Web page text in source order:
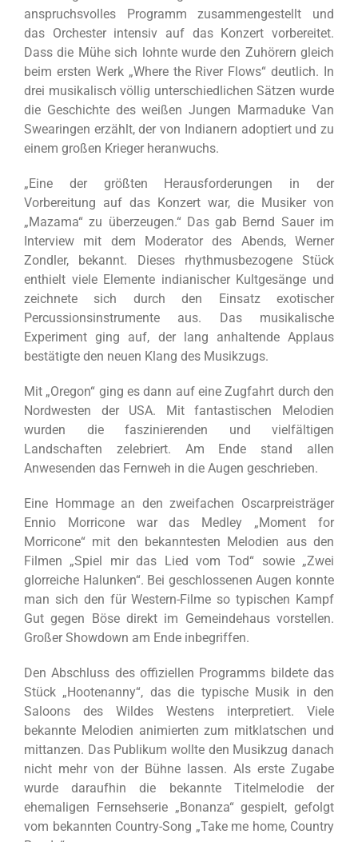
anspruchsvolles Programm zusammengestellt und
das Orchester intensiv auf das Konzert vorbereitet.
Dass die Mühe sich lohnte wurde den Zuhörern gleich
beim ersten Werk „Where the River Flows“ deutlich. In
drei musikalisch völlig unterschiedlichen Sätzen wurde
die Geschichte des weißen Jungen Marmaduke Van
Swearingen erzählt, der von Indianern adoptiert und zu
einem großen Krieger heranwuchs.
„Eine der größten Herausforderungen in der
Vorbereitung auf das Konzert war, die Musiker von
„Mazama“ zu überzeugen.“ Das gab Bernd Sauer im
Interview mit dem Moderator des Abends, Werner
Zondler, bekannt. Dieses rhythmusbezogene Stück
enthielt viele Elemente indianischer Kultgesänge und
zeichnete sich durch den Einsatz exotischer
Percussionsinstrumente aus. Das musikalische
Experiment ging auf, der lang anhaltende Applaus
bestätigte den neuen Klang des Musikzugs.
Mit „Oregon“ ging es dann auf eine Zugfahrt durch den
Nordwesten der USA. Mit fantastischen Melodien
wurden die faszinierenden und vielfältigen
Landschaften zelebriert. Am Ende stand allen
Anwesenden das Fernweh in die Augen geschrieben.
Eine Hommage an den zweifachen Oscarpreisträger
Ennio Morricone war das Medley „Moment for
Morricone“ mit den bekanntesten Melodien aus den
Filmen „Spiel mir das Lied vom Tod“ sowie „Zwei
glorreiche Halunken“. Bei geschlossenen Augen konnte
man sich den für Western-Filme so typischen Kampf
Gut gegen Böse direkt im Gemeindehaus vorstellen.
Großer Showdown am Ende inbegriffen.
Den Abschluss des offiziellen Programms bildete das
Stück „Hootenanny“, das die typische Musik in den
Saloons des Wildes Westens interpretiert. Viele
bekannte Melodien animierten zum mitklatschen und
mittanzen. Das Publikum wollte den Musikzug danach
nicht mehr von der Bühne lassen. Als erste Zugabe
wurde daraufhin die bekannte Titelmelodie der
ehemaligen Fernsehserie „Bonanza“ gespielt, gefolgt
vom bekannten Country-Song „Take me home, Country